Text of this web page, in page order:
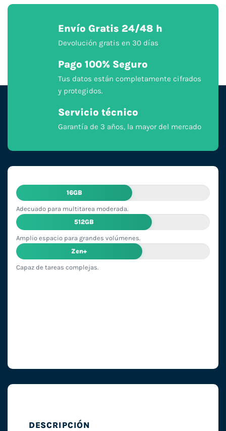
Envío Gratis 24/48 h
Devolución gratis en 30 días
Pago 100% Seguro
Tus datos están completamente cifrados
y protegidos.
Servicio técnico
Garantía de 3 años, la mayor del mercado
16GB
Adecuado para multitarea moderada.
512GB
Amplio espacio para grandes volúmenes.
Zen+
Capaz de tareas complejas.
DESCRIPCIÓN